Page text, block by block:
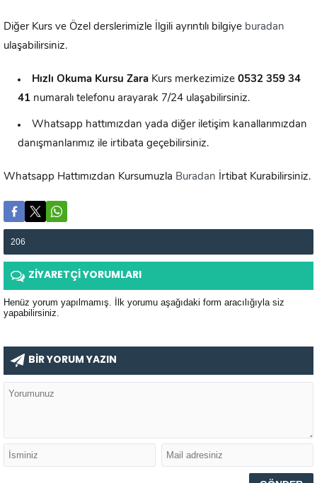
Diğer Kurs ve Özel derslerimizle İlgili ayrıntılı bilgiye buradan
ulaşabilirsiniz.
Hızlı Okuma Kursu Zara Kurs merkezimize 0532 359 34
41 numaralı telefonu arayarak 7/24 ulaşabilirsiniz.
Whatsapp hattımızdan yada diğer iletişim kanallarımızdan
danışmanlarımız ile irtibata geçebilirsiniz.
Whatsapp Hattımızdan Kursumuzla Buradan İrtibat Kurabilirsiniz.
206
ZİYARETÇİ YORUMLARI
Henüz yorum yapılmamış. İlk yorumu aşağıdaki form aracılığıyla siz
yapabilirsiniz.
BİR YORUM YAZIN